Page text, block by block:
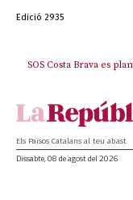
Edició 2935
SOS Costa Brava es
Els Països Catalans al teu abast
Dissabte, 08 de agost del 2026